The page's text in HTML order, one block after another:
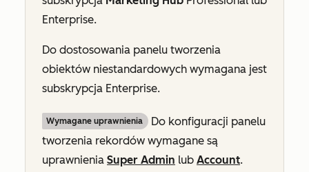
Enterprise.
Do dostosowania panelu tworzenia
obiektów niestandardowych wymagana jest
subskrypcja Enterprise.
Wymagane uprawnienia
Do konfiguracji panelu
tworzenia rekordów wymagane są
uprawnienia Super Admin lub Account.